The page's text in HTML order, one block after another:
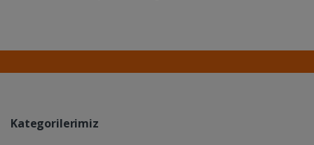
Kategorilerimiz